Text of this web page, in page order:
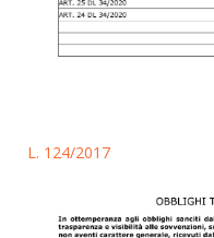
L. 124/2017